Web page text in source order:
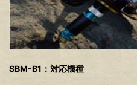
SBM-B1：対応機種